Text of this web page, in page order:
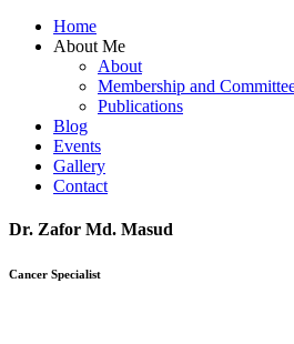
Home
About Me
About
Membership and
Publications
Blog
Events
Gallery
Contact
Dr. Zafor Md. Masud
Cancer Specialist